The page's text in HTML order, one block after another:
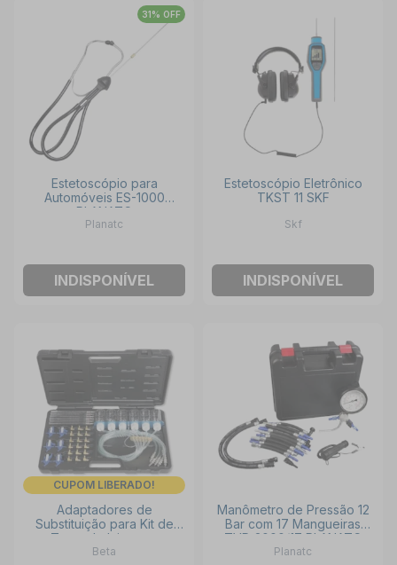
31% OFF
Estetoscópio para
Automóveis ES-1000
PLANATC
Planatc
INDISPONÍVEL
Estetoscópio Eletrônico
TKST 11 SKF
Skf
INDISPONÍVEL
CUPOM LIBERADO!
Adaptadores de
Substituição para Kit de
Teste de Injetores
960AVE2 960AVE 960AVE
Beta
Manômetro de Pressão 12
Bar com 17 Mangueiras
TVP-3000/17 PLANATC
Planatc